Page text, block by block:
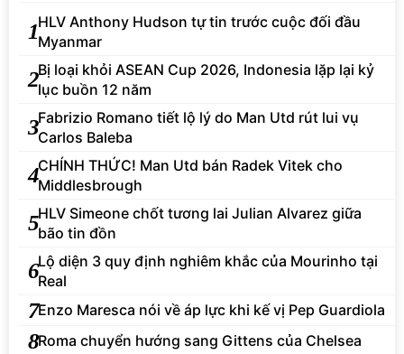
1HLV Anthony Hudson tự tin trước cuộc đối đầu
Myanmar
2Bị loại khỏi ASEAN Cup 2026, Indonesia lặp lại kỷ
lục buồn 12 năm
3Fabrizio Romano tiết lộ lý do Man Utd rút lui vụ
Carlos Baleba
4CHÍNH THỨC! Man Utd bán Radek Vitek cho
Middlesbrough
5HLV Simeone chốt tương lai Julian Alvarez giữa
bão tin đồn
6Lộ diện 3 quy định nghiêm khắc của Mourinho tại
Real
7Enzo Maresca nói về áp lực khi kế vị Pep Guardiola
8Roma chuyển hướng sang Gittens của Chelsea